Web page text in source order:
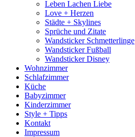
Leben Lachen Liebe
Love + Herzen
Städte + Skylines
Sprüche und Zitate
Wandsticker Schmetterlinge
Wandsticker Fußball
Wandsticker Disney
Wohnzimmer
Schlafzimmer
Küche
Babyzimmer
Kinderzimmer
Style + Tipps
Kontakt
Impressum